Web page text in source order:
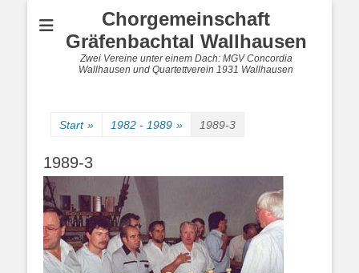
Chorgemeinschaft
Gräfenbachtal Wallhausen
Zwei Vereine unter einem Dach: MGV Concordia
Wallhausen und Quartettverein 1931 Wallhausen
Start » 1982 - 1989 » 1989-3
1989-3